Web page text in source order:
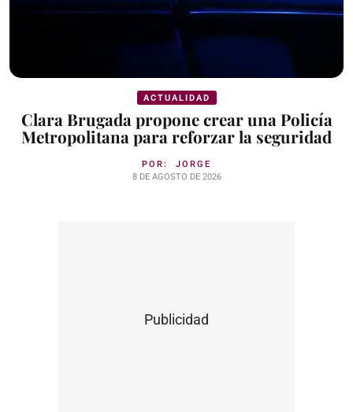
ACTUALIDAD
Clara Brugada propone crear una Policía
Metropolitana para reforzar la seguridad
POR: JORGE
8 DE AGOSTO DE 2026
Publicidad